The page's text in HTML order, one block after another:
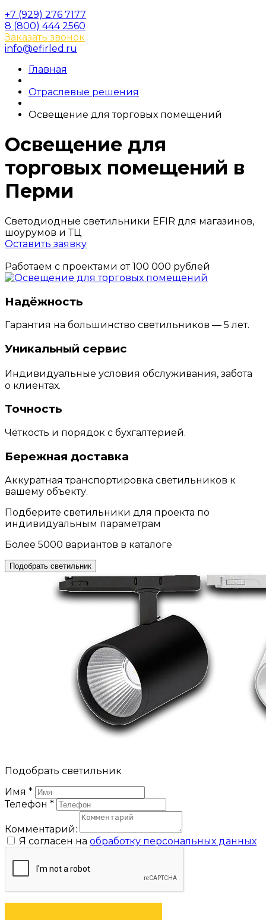
+7 (929) 276 7177
8 (800) 444 2560
Заказать звонок
info@efirled.ru
Главная
Отраслевые решения
Освещение для торговых помещений
Освещение для
торговых помещений в
Перми
Светодиодные светильники EFIR для магазинов,
шоурумов и ТЦ
Оставить заявку
Работаем с проектами от 100 000 рублей
Надёжность
Гарантия на большинство светильников — 5 лет.
Уникальный сервис
Индивидуальные условия обслуживания, забота
о клиентах.
Точность
Чёткость и порядок с бухгалтерией.
Бережная доставка
Аккуратная транспортировка светильников к
вашему объекту.
Подберите светильники для проекта по
индивидуальным параметрам
Более 5000 вариантов в каталоге
Подобрать светильник
Подобрать светильник
Имя *
Телефон *
Комментарий:
Я согласен на обработку персональных данных